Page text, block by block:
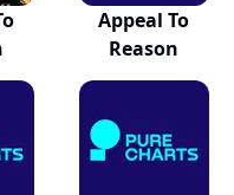
Appeal To
Reason